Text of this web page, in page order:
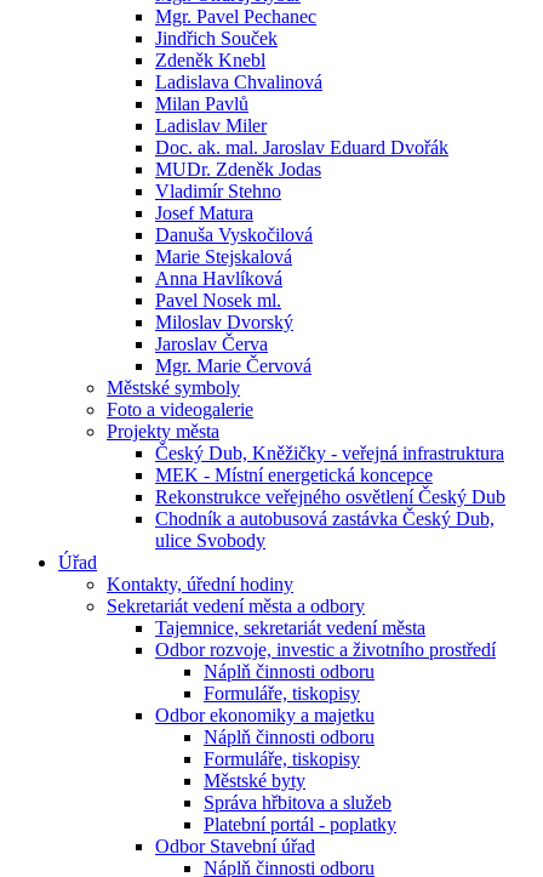
Mgr. Pavel Pechanec
Jindřich Souček
Zdeněk Knebl
Ladislava Chvalinová
Milan Pavlů
Ladislav Miler
Doc. ak. mal. Jaroslav Eduard Dvořák
MUDr. Zdeněk Jodas
Vladimír Stehno
Josef Matura
Danuša Vyskočilová
Marie Stejskalová
Anna Havlíková
Pavel Nosek ml.
Miloslav Dvorský
Jaroslav Červa
Mgr. Marie Červová
Městské symboly
Foto a videogalerie
Projekty města
Český Dub, Kněžičky - veřejná infrastruktura
MEK - Místní energetická koncepce
Rekonstrukce veřejného osvětlení Český Dub
Chodník a autobusová zastávka Český Dub,
ulice Svobody
Úřad
Kontakty, úřední hodiny
Sekretariát vedení města a odbory
Tajemnice, sekretariát vedení města
Odbor rozvoje, investic a životního prostředí
Náplň činnosti odboru
Formuláře, tiskopisy
Odbor ekonomiky a majetku
Náplň činnosti odboru
Formuláře, tiskopisy
Městské byty
Správa hřbitova a služeb
Platební portál - poplatky
Odbor Stavební úřad
Náplň činnosti odboru